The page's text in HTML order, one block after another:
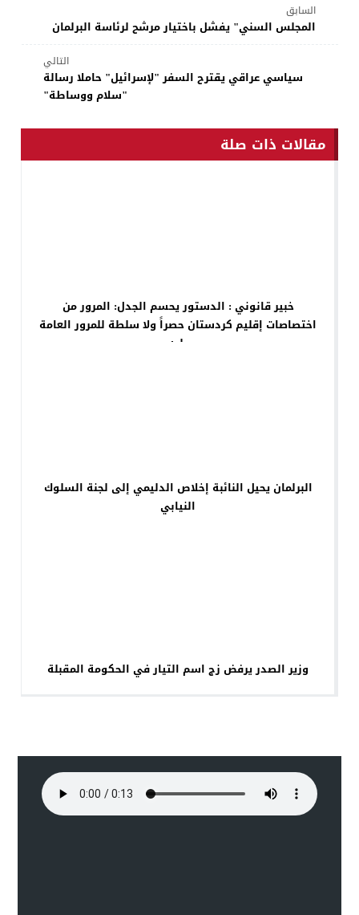
السابق
المجلس السني" يفشل باختيار مرشح لرئاسة البرلمان
التالي
سياسي عراقي يقترح السفر "لإسرائيل" حاملا رسالة
"سلام ووساطة"
مقالات ذات صلة
خبير قانوني : الدستور يحسم الجدل: المرور من
اختصاصات إقليم كردستان حصراً ولا سلطة للمرور العامة
عليه
البرلمان يحيل النائبة إخلاص الدليمي إلى لجنة السلوك
النيابي
وزير الصدر يرفض زج اسم التيار في الحكومة المقبلة